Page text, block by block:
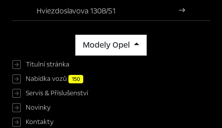
Hviezdoslavova 1308/51
Modely Opel
Titulní stránka
Nabídka vozů
150
Servis & Příslušenství
Novinky
Kontakty